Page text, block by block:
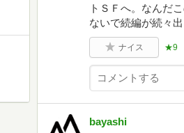
トＳＦへ。なんだ
ないで続編が続々
ナイス ★9
bayashi